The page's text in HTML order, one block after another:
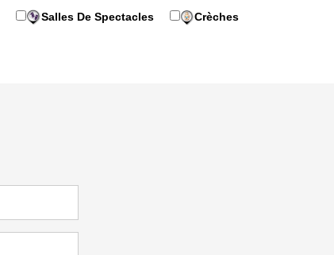
Salles De Spectacles
Crèches